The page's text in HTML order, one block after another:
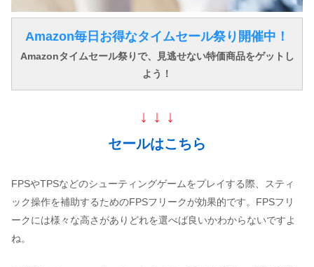
Amazon毎日お得なタイムセール祭り開催中！
Amazonタイムセール祭りで、見逃せない特価商品をゲットし
よう！
↓ ↓ ↓
セールはこちら
FPSやTPSなどのシューティングゲームをプレイする際、スティ
ック操作を補助するためのFPSフリークが効果的です。FPSフリ
ークには様々な高さがありどれを選べば良いかわからないですよ
ね。